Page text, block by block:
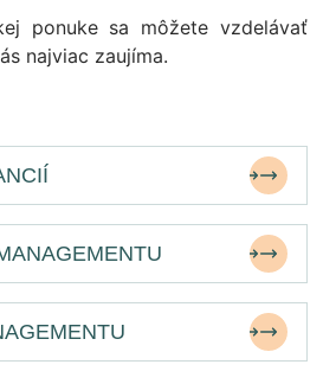
ponuke sa môžete vzdelávať
najviac zaujíma.